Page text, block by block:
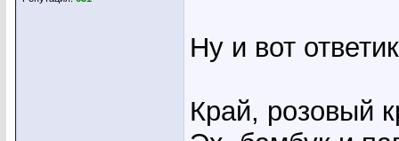
Ну и вот
Край, розовый